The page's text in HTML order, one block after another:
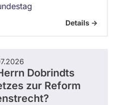
Details ->
Dobrindts
zur Reform